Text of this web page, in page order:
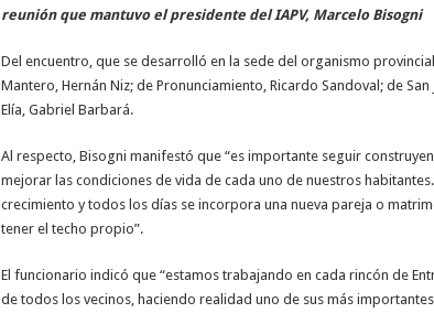
reunión que mantuvo el presidente del IAPV, Marcelo Bisogni
Del encuentro, que se desarrolló en la sede del organismo
Mantero, Hernán Niz; de Pronunciamiento, Ricardo Sandoval; de
Elía, Gabriel Barbará.
Al respecto, Bisogni manifestó que “es importante seguir
mejorar las condiciones de vida de cada uno de nuestros
crecimiento y todos los días se incorpora una nueva pareja o
tener el techo propio”.
El funcionario indicó que “estamos trabajando en cada rincón de
de todos los vecinos, haciendo realidad uno de sus más